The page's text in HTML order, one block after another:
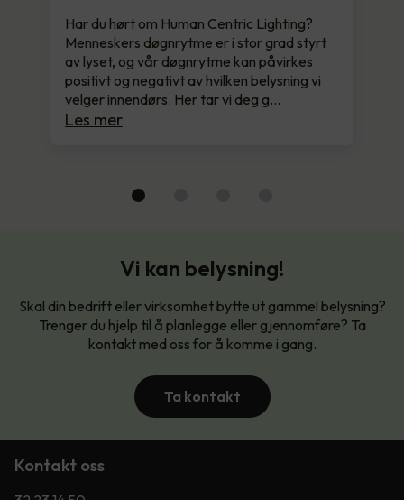
Har du hørt om Human Centric Lighting?
Menneskers døgnrytme er i stor grad styrt
av lyset, og vår døgnrytme kan påvirkes
positivt og negativt av hvilken belysning vi
velger innendørs. Her tar vi deg g…
Les mer
Vi kan belysning!
Skal din bedrift eller virksomhet bytte ut gammel belysning?
Trenger du hjelp til å planlegge eller gjennomføre? Ta
kontakt med oss for å komme i gang.
Ta kontakt
Kontakt oss